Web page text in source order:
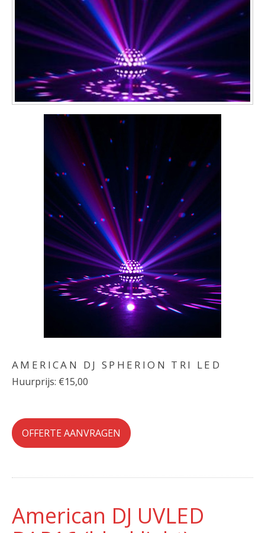
AMERICAN DJ SPHERION TRI LED
Huurprijs: €15,00
OFFERTE AANVRAGEN
American DJ UVLED